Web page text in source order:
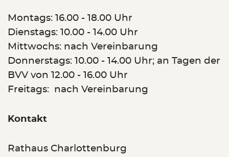
Montags: 16.00 - 18.00 Uhr
Dienstags: 10.00 - 14.00 Uhr
Mittwochs: nach Vereinbarung
Donnerstags: 10.00 - 14.00 Uhr; an Tagen der
BVV von 12.00 - 16.00 Uhr
Freitags: nach Vereinbarung
Kontakt
Rathaus Charlottenburg